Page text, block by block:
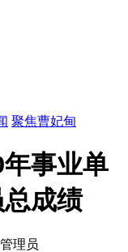
聚焦曹妃甸
事业单
成绩
理员